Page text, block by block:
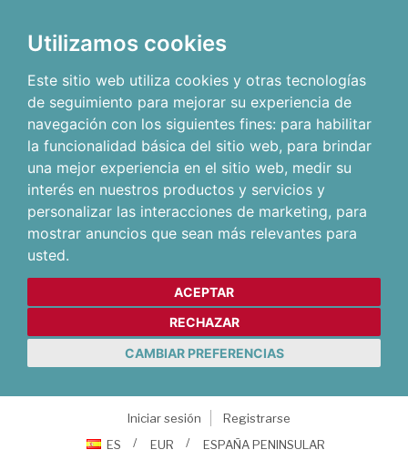
Utilizamos cookies
Este sitio web utiliza cookies y otras tecnologías
de seguimiento para mejorar su experiencia de
navegación con los siguientes fines: para habilitar
la funcionalidad básica del sitio web, para brindar
una mejor experiencia en el sitio web, medir su
interés en nuestros productos y servicios y
personalizar las interacciones de marketing, para
mostrar anuncios que sean más relevantes para
usted.
ACEPTAR
RECHAZAR
CAMBIAR PREFERENCIAS
Iniciar sesión
Registrarse
ES
EUR ESPAÑA PENINSULAR